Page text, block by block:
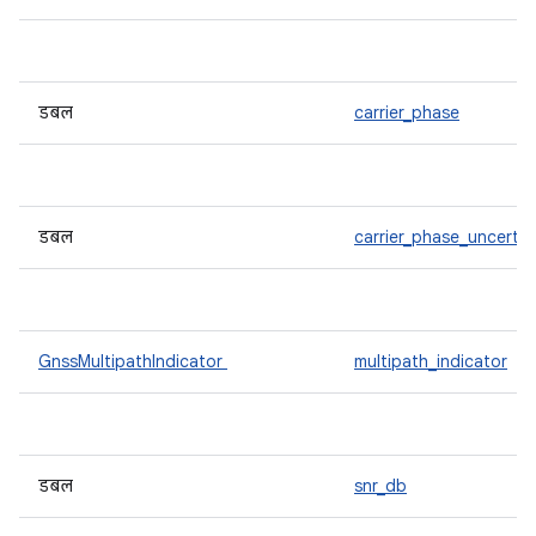
डबल carrier_phase
डबल
GnssMultipathIndicator multipath_indicator
डबल snr_db